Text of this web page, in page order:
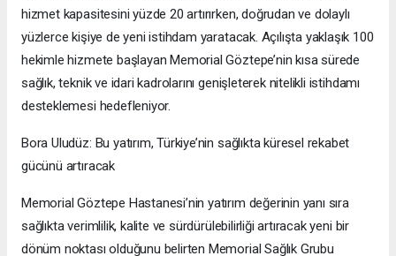
hizmet kapasitesini yüzde 20 artırırken, doğrudan ve dolaylı
yüzlerce kişiye de yeni istihdam yaratacak. Açılışta yaklaşık 100
hekimle hizmete başlayan Memorial Göztepe’nin kısa sürede
sağlık, teknik ve idari kadrolarını genişleterek nitelikli istihdamı
desteklemesi hedefleniyor.
Bora Uludüz: Bu yatırım, Türkiye’nin sağlıkta küresel rekabet
gücünü artıracak
Memorial Göztepe Hastanesi’nin yatırım değerinin yanı sıra
sağlıkta verimlilik, kalite ve sürdürülebilirliği artıracak yeni bir
dönüm noktası olduğunu belirten Memorial Sağlık Grubu